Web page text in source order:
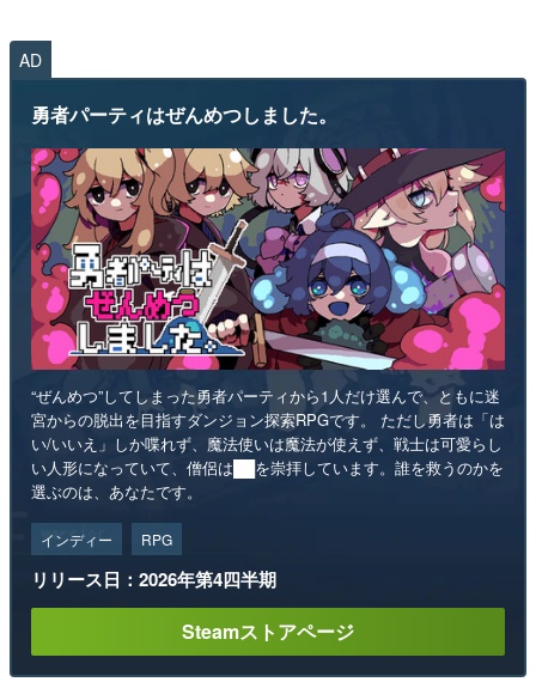
AD
勇者パーティはぜんめつしました。
“ぜんめつ”してしまった勇者パーティから1人だけ選んで、ともに迷
宮からの脱出を目指すダンジョン探索RPGです。 ただし勇者は「は
い/いいえ」しか喋れず、魔法使いは魔法が使えず、戦士は可愛らし
い人形になっていて、僧侶は██を崇拝しています。誰を救うのかを
選ぶのは、あなたです。
インディー RPG
リリース日：2026年第4四半期
Steamストアページ